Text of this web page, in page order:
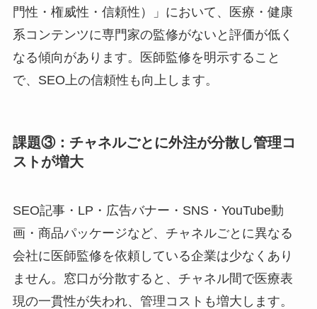
門性・権威性・信頼性）」において、医療・健康
系コンテンツに専門家の監修がないと評価が低く
なる傾向があります。医師監修を明示すること
で、SEO上の信頼性も向上します。
課題③：チャネルごとに外注が分散し管理コ
ストが増大
SEO記事・LP・広告バナー・SNS・YouTube動
画・商品パッケージなど、チャネルごとに異なる
会社に医師監修を依頼している企業は少なくあり
ません。窓口が分散すると、チャネル間で医療表
現の一貫性が失われ、管理コストも増大します。